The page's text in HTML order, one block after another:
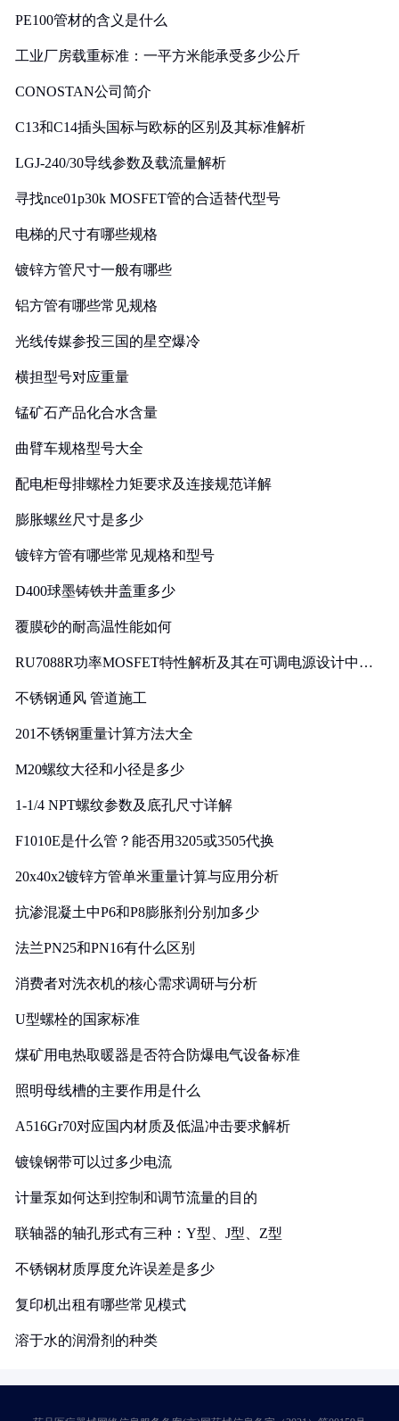
PE100管材的含义是什么
工业厂房载重标准：一平方米能承受多少公斤
CONOSTAN公司简介
C13和C14插头国标与欧标的区别及其标准解析
LGJ-240/30导线参数及载流量解析
寻找nce01p30k MOSFET管的合适替代型号
电梯的尺寸有哪些规格
镀锌方管尺寸一般有哪些
铝方管有哪些常见规格
光线传媒参投三国的星空爆冷
横担型号对应重量
锰矿石产品化合水含量
曲臂车规格型号大全
配电柜母排螺栓力矩要求及连接规范详解
膨胀螺丝尺寸是多少
镀锌方管有哪些常见规格和型号
D400球墨铸铁井盖重多少
覆膜砂的耐高温性能如何
RU7088R功率MOSFET特性解析及其在可调电源设计中的
不锈钢通风 管道施工
201不锈钢重量计算方法大全
M20螺纹大径和小径是多少
1-1/4 NPT螺纹参数及底孔尺寸详解
F1010E是什么管？能否用3205或3505代换
20x40x2镀锌方管单米重量计算与应用分析
抗渗混凝土中P6和P8膨胀剂分别加多少
法兰PN25和PN16有什么区别
消费者对洗衣机的核心需求调研与分析
U型螺栓的国家标准
煤矿用电热取暖器是否符合防爆电气设备标准
照明母线槽的主要作用是什么
A516Gr70对应国内材质及低温冲击要求解析
镀镍钢带可以过多少电流
计量泵如何达到控制和调节流量的目的
联轴器的轴孔形式有三种：Y型、J型、Z型
不锈钢材质厚度允许误差是多少
复印机出租有哪些常见模式
溶于水的润滑剂的种类